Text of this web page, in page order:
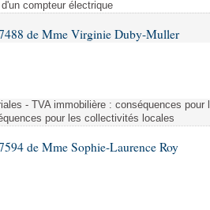
compteur électrique
de Mme Virginie Duby-Muller
- TVA immobilière : conséquences
pour les collectivités locales
de Mme Sophie-Laurence Roy